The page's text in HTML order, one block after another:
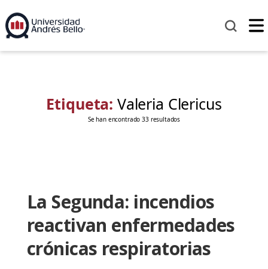
Etiqueta: Valeria Clericus
Se han encontrado 33 resultados
La Segunda: incendios
reactivan enfermedades
crónicas respiratorias